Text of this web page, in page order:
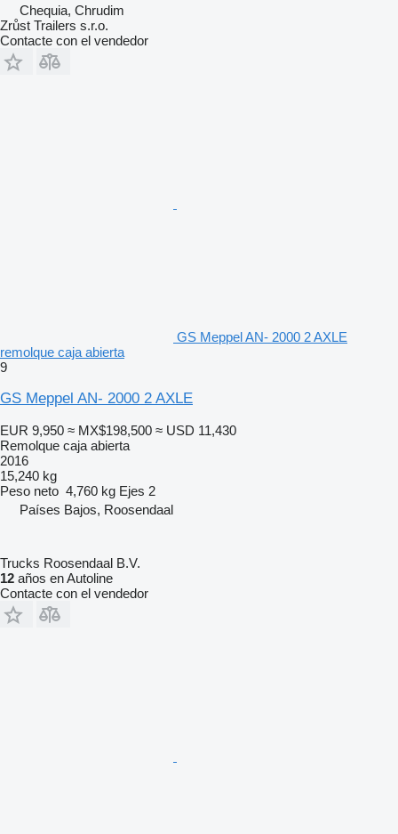
Chequia, Chrudim
Zrůst Trailers s.r.o.
Contacte con el vendedor
GS Meppel AN- 2000 2 AXLE
remolque caja abierta
9
GS Meppel AN- 2000 2 AXLE
EUR 9,950 ≈ MX$198,500 ≈ USD 11,430
Remolque caja abierta
2016
15,240 kg
Peso neto 4,760 kg Ejes 2
Países Bajos, Roosendaal
Trucks Roosendaal B.V.
12 años en Autoline
Contacte con el vendedor